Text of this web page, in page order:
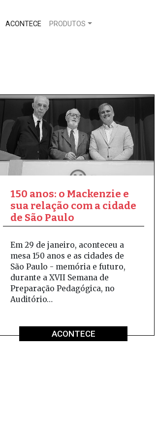
ACONTECE PRODUTOS
ACONTECE
150 anos: o Mackenzie e
sua relação com a cidade
de São Paulo
Em 29 de janeiro, aconteceu a
mesa 150 anos e as cidades de
São Paulo - memória e futuro,
durante a XVII Semana de
Preparação Pedagógica, no
Auditório…